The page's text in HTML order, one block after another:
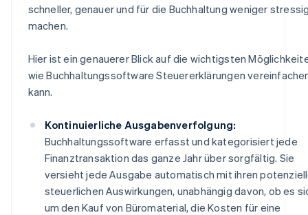
schneller, genauer und für die Buchhaltung weniger
machen.
Hier ist ein genauerer Blick auf die wichtigsten
wie Buchhaltungssoftware Steuererklärungen
kann.
Kontinuierliche Ausgabenverfolgung:
Buchhaltungssoftware erfasst und kategorisiert jede
Finanztransaktion das ganze Jahr über sorgfältig. Sie
versieht jede Ausgabe automatisch mit ihren
steuerlichen Auswirkungen, unabhängig davon, ob es
um den Kauf von Büromaterial, die Kosten für eine